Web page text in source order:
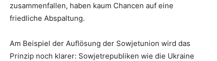
zusammenfallen, haben kaum Chancen auf eine
friedliche Abspaltung.
Am Beispiel der Auflösung der Sowjetunion wird das
Prinzip noch klarer: Sowjetrepubliken wie die Ukraine